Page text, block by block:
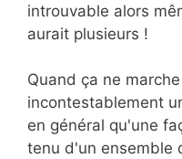
introuvable alors
aurait plusieurs !
Quand ça ne
incontestablement
en général qu'une
tenu d'un ensemble